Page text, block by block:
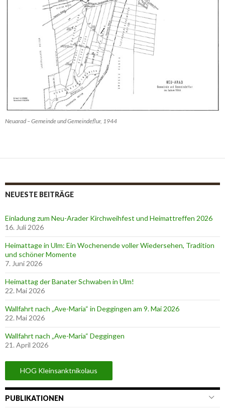
Neuarad – Gemeinde und Gemeindeflur, 1944
NEUESTE BEITRÄGE
Einladung zum Neu-Arader Kirchweihfest und Heimattreffen 2026
16. Juli 2026
Heimattage in Ulm: Ein Wochenende voller Wiedersehen, Tradition
und schöner Momente
7. Juni 2026
Heimattag der Banater Schwaben in Ulm!
22. Mai 2026
Wallfahrt nach „Ave-Maria“ in Deggingen am 9. Mai 2026
22. Mai 2026
Wallfahrt nach „Ave-Maria“ Deggingen
21. April 2026
HOG Kleinsanktnikolaus
PUBLIKATIONEN